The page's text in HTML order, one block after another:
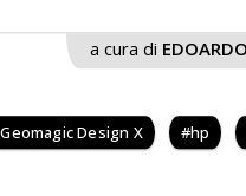
a cura di
Geomagic Design X hp